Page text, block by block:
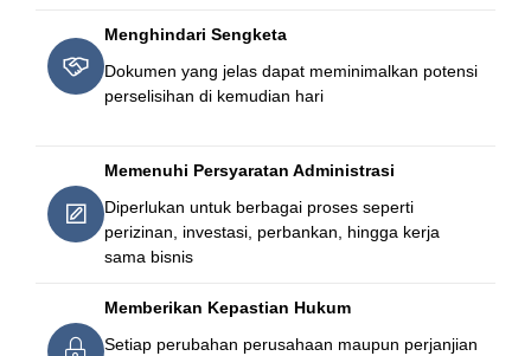
Menghindari Sengketa
Dokumen yang jelas dapat meminimalkan potensi
perselisihan di kemudian hari
Memberikan Kepastian Hukum
Setiap perubahan perusahaan maupun perjanjian
Memenuhi Persyaratan Administrasi
Diperlukan untuk berbagai proses seperti
perizinan, investasi, perbankan, hingga kerja
sama bisnis